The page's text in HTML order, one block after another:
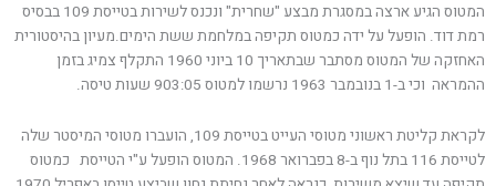
המטוס הגיע ארצה במסגרת מבצע "שחרית" ונכנס לשירות בטייסת 109 בבסיס
רמת דוד. הופעל על ידה כמטוס תקיפה במלחמת ששת הימים.מעיון בהיסטורית
האחזקה של המטוס מסתבר שבתאריך 10 ביוני 1960 התקלף צמיג בזמן
ההמראה וכי ב-1 בנובמבר 1963 נרשמו למטוס 903:05 שעות טיסה.
לקראת קליטת ראשוני מטוסי העייט בטייסת 109, הועברו מטוסי המיסטר שלה
לטייסת 116 בתל נוף ב-8 בפברואר 1968. המטוס הופעל ע"י הטייסת כמטוס